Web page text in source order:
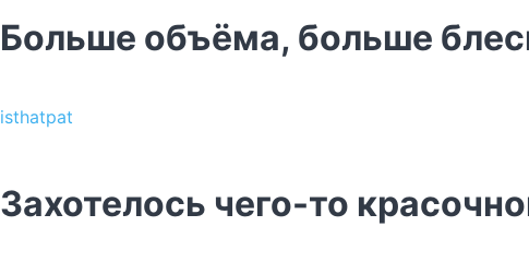
Больше объёма, больше
isthatpat
Захотелось чего-то